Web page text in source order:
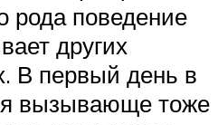
рода поведение
других
В первый день в
вызывающе тоже